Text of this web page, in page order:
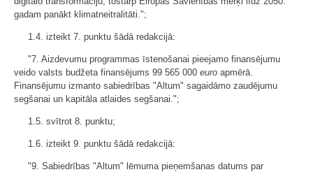
gadam panākt klimatneitralitāti.";
1.4. izteikt 7. punktu šādā redakcijā:
"7. Aizdevumu programmas īstenošanai pieejamo finansējumu
veido valsts budžeta finansējums 99 565 000 euro apmērā.
Finansējumu izmanto sabiedrības "Altum" sagaidāmo zaudējumu
segšanai un kapitāla atlaides segšanai.";
1.5. svītrot 8. punktu;
1.6. izteikt 9. punktu šādā redakcijā:
"9. Sabiedrības "Altum" lēmuma pieņemšanas datums par